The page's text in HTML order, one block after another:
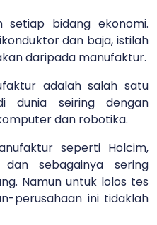
setiap bidang ekonomi.
dan baja, istilah
daripada manufaktur.
adalah salah satu
dunia seiring dengan
dan robotika.
seperti Holcim,
dan sebagainya sering
Namun untuk lolos tes
perusahaan ini tidaklah